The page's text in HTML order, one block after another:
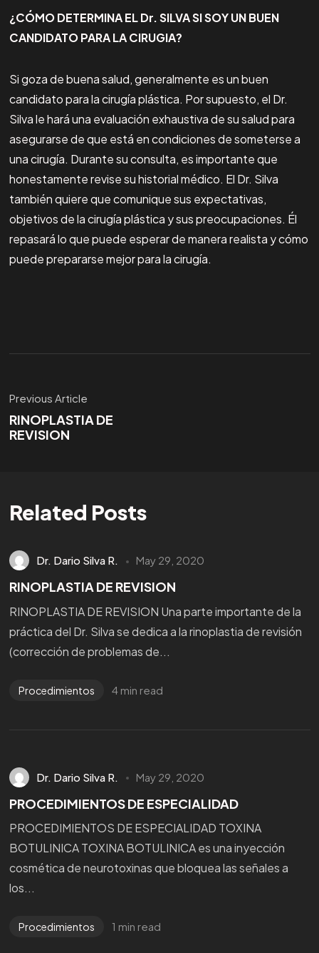
¿CÓMO DETERMINA EL Dr. SILVA SI SOY UN BUEN
CANDIDATO PARA LA CIRUGIA?
​Si goza de buena salud, generalmente es un buen
candidato para la cirugía plástica. Por supuesto, el Dr.
Silva le hará una evaluación exhaustiva de su salud para
asegurarse de que está en condiciones de someterse a
una cirugía. Durante su consulta, es importante que
honestamente revise su historial médico. El Dr. Silva
también quiere que comunique sus expectativas,
objetivos de la cirugía plástica y sus preocupaciones. Él
repasará lo que puede esperar de manera realista y cómo
puede prepararse mejor para la cirugía.
Previous Article
RINOPLASTIA DE
REVISION
Related Posts
Dr. Dario Silva R. May 29, 2020
RINOPLASTIA DE REVISION
RINOPLASTIA DE REVISION Una parte importante de la
práctica del Dr. Silva se dedica a la rinoplastia de revisión
(corrección de problemas de...
Procedimientos 4 min read
Dr. Dario Silva R. May 29, 2020
PROCEDIMIENTOS DE ESPECIALIDAD
PROCEDIMIENTOS DE ESPECIALIDAD TOXINA
BOTULINICA TOXINA BOTULINICA es una inyección
cosmética de neurotoxinas que bloquea las señales a
los...
Procedimientos 1 min read